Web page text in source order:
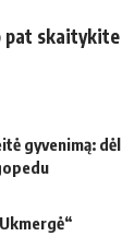
pat skaitykite
gyvenimą: dėl